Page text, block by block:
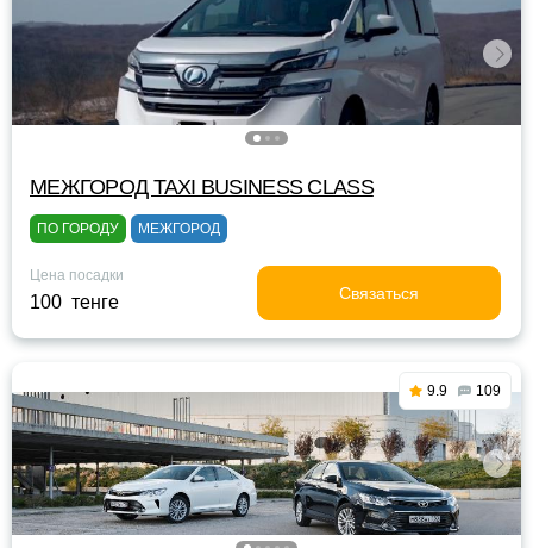
МЕЖГОРОД TAXI BUSINESS CLASS
ПО ГОРОДУ МЕЖГОРОД
Цена посадки
100 тенге Связаться
9.9 109